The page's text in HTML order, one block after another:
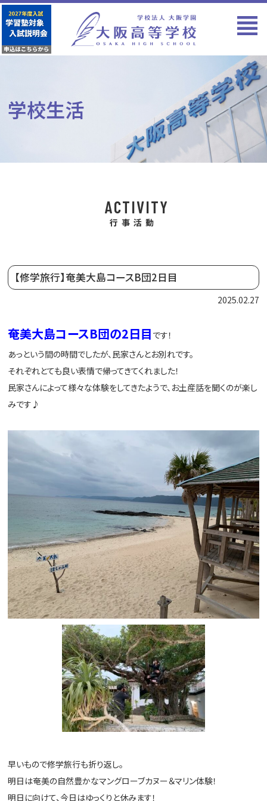
学校生活
ACTIVITY
行事活動
【修学旅行】奄美大島コースB団2日目
2025.02.27
奄美大島コースB団の2日目 です！
あっという間の時間でしたが、民家さんとお別れです。
それぞれとても良い表情で帰ってきてくれました！
民家さんによって様々な体験をしてきたようで、お土産話を聞くのが楽し
みです♪
早いもので修学旅行も折り返し。
明日は奄美の自然豊かなマングローブカヌー＆マリン体験！
明日に向けて、今日はゆっくりと休みます！